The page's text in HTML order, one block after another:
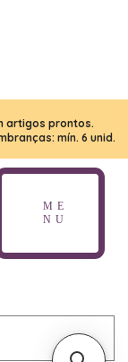
artigos prontos.
mín. 6 unid.
ME
NU